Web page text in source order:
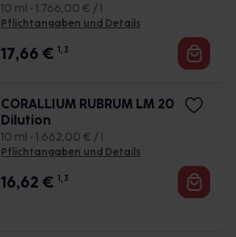
10 ml • 1.766,00 € / l
Pflichtangaben und Details
17,66 € 1, 3
CORALLIUM RUBRUM LM 20
Dilution
10 ml • 1.662,00 € / l
Pflichtangaben und Details
16,62 € 1, 3